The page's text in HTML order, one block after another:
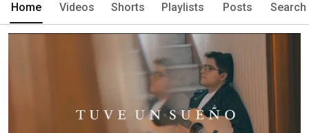
Home Videos Shorts Playlists Posts Search